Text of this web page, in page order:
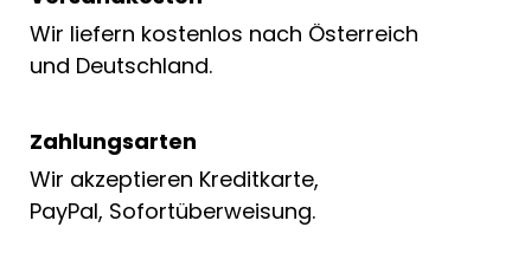
Wir liefern kostenlos nach Österreich
und Deutschland.
Zahlungsarten
Wir akzeptieren Kreditkarte,
PayPal, Sofortüberweisung.